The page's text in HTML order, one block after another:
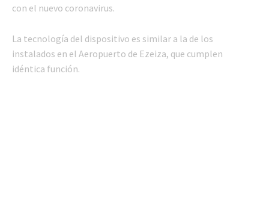
con el nuevo coronavirus.
La tecnología del dispositivo es similar a la de los
instalados en el Aeropuerto de Ezeiza, que cumplen
idéntica función.